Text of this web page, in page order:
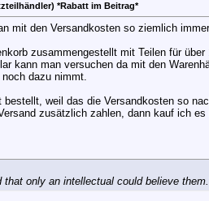
*Rabatt im Beitrag*
mit den Versandkosten so ziemlich
zusammengestellt mit Teilen für
kann man versuchen da mit den
dazu nimmt.
bestellt, weil das die Versandkosten so
zusätzlich zahlen, dann kauf ich es
that only an intellectual could believe